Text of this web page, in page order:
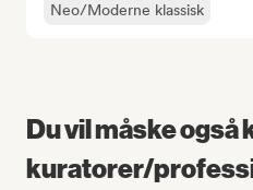
Neo/Moderne klassisk
Du vil måske også
kuratorer/